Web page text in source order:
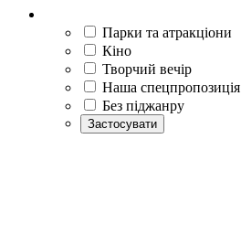
Парки та атракціони
Кіно
Творчий вечір
Наша спецпропозиція
Без піджанру
Застосувати